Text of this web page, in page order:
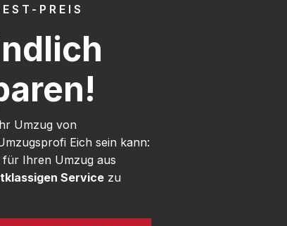
PREIS
Umzug von
Eich sein kann:
für Ihren Umzug aus
Service zu